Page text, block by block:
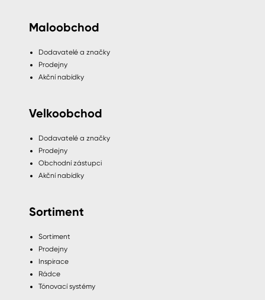
Maloobchod
Dodavatelé a značky
Prodejny
Akční nabídky
Velkoobchod
Dodavatelé a značky
Prodejny
Obchodní zástupci
Akční nabídky
Sortiment
Sortiment
Prodejny
Inspirace
Rádce
Tónovací systémy